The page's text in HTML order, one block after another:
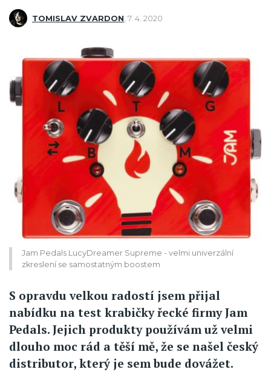
TOMISLAV ZVARDON 7. 4. 2020
Jam Pedals LucyDreamer Supreme - velmi univerzální
zkreslení se samostatným boostem
S opravdu velkou radostí jsem přijal
nabídku na test krabičky řecké firmy Jam
Pedals. Jejich produkty používám už velmi
dlouho moc rád a těší mě, že se našel český
distributor, který je sem bude dovážet.